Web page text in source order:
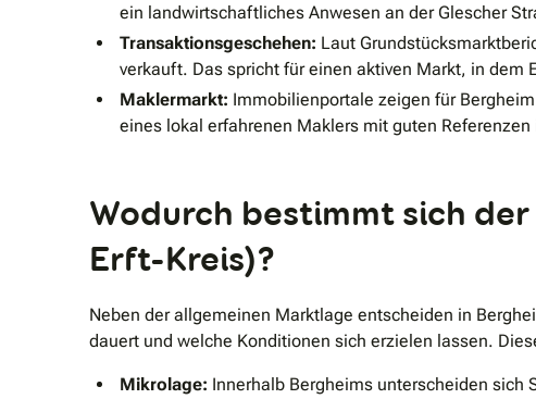
ein landwirtschaftliches Anwesen an der Glescher
Transaktionsgeschehen: Laut
verkauft. Das spricht für einen aktiven Markt, in
Maklermarkt: Immobilienportale zeigen für
eines lokal erfahrenen Maklers mit guten
Wodurch bestimmt sich
Erft-Kreis)?
Neben der allgemeinen Marktlage entscheiden in
dauert und welche Konditionen sich erzielen lassen.
Mikrolage: Innerhalb Bergheims unterscheiden sich